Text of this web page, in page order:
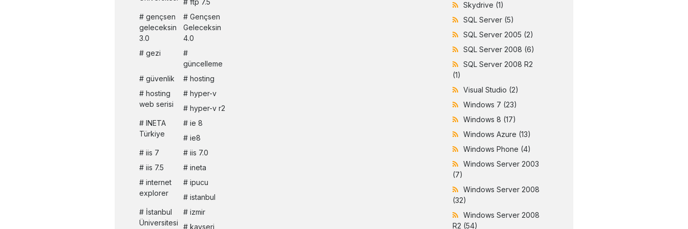
ftp 7.5
gençsen
geleceksin
3.0
Gençsen
Geleceksin
4.0
gezi
güncelleme
güvenlik
hosting
hosting
web serisi
hyper-v
hyper-v r2
INETA
Türkiye
ie 8
ie8
iis 7
iis 7.0
iis 7.5
ineta
internet
explorer
ipucu
istanbul
İstanbul
Üniversitesi
izmir
kayseri
Skydrive (1)
SQL Server (5)
SQL Server 2005 (2)
SQL Server 2008 (6)
SQL Server 2008 R2
(1)
Visual Studio (2)
Windows 7 (23)
Windows 8 (17)
Windows Azure (13)
Windows Phone (4)
Windows Server 2003
(7)
Windows Server 2008
(32)
Windows Server 2008
R2 (54)